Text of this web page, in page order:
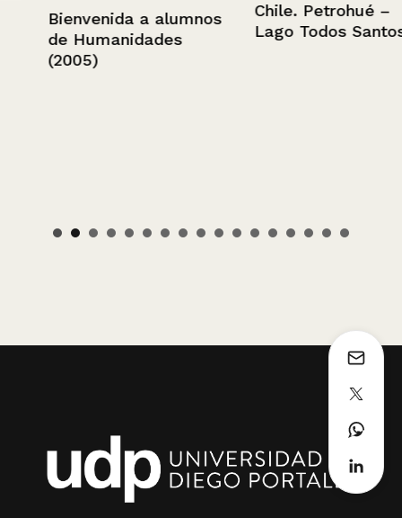
Bienvenida a alumnos
de Humanidades
(2005)
Chile. Petrohué –
Lago Todos Santos